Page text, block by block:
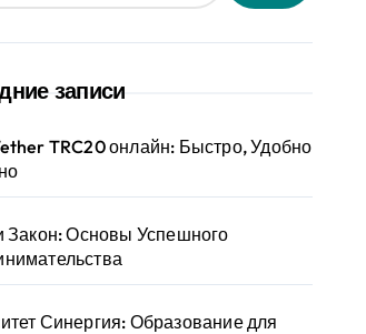
записи
TRC20 онлайн: Быстро, Удобно
Закон: Основы Успешного
Синергия: Образование для